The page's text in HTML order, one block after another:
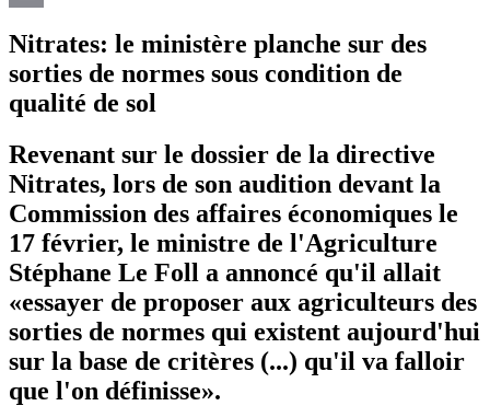
Nitrates: le ministère planche sur des
sorties de normes sous condition de
qualité de sol
Revenant sur le dossier de la directive
Nitrates, lors de son audition devant la
Commission des affaires économiques le
17 février, le ministre de l'Agriculture
Stéphane Le Foll a annoncé qu'il allait
«essayer de proposer aux agriculteurs des
sorties de normes qui existent aujourd'hui
sur la base de critères (...) qu'il va falloir
que l'on définisse».